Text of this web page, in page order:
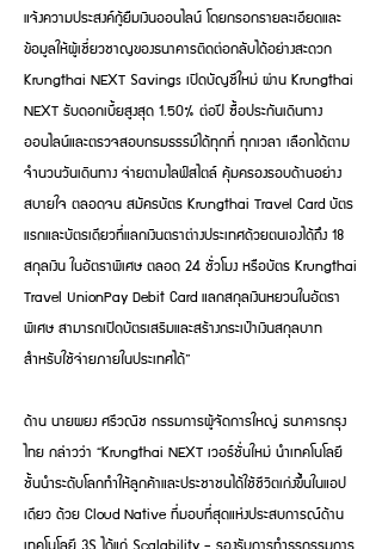
แจ้งความประสงค์กู้ยืมเงินออนไลน์ โดยกรอกรายละเอียดและ
ข้อมูลให้ผู้เชี่ยวชาญของธนาคารติดต่อกลับได้อย่างสะดวก
Krungthai NEXT Savings เปิดบัญชีใหม่ ผ่าน Krungthai
NEXT รับดอกเบี้ยสูงสุด 1.50% ต่อปี ซื้อประกันเดินทาง
ออนไลน์และตรวจสอบกรมธรรม์ได้ทุกที่ ทุกเวลา เลือกได้ตาม
จำนวนวันเดินทาง จ่ายตามไลฟ์สไตล์ คุ้มครองรอบด้านอย่าง
สบายใจ ตลอดจน สมัครบัตร Krungthai Travel Card บัตร
แรกและบัตรเดียวที่แลกเงินตราต่างประเทศด้วยตนเองได้ถึง 18
สกุลเงิน ในอัตราพิเศษ ตลอด 24 ชั่วโมง หรือบัตร Krungthai
Travel UnionPay Debit Card แลกสกุลเงินหยวนในอัตรา
พิเศษ สามารถเปิดบัตรเสริมและสร้างกระเป๋าเงินสกุลบาท
สำหรับใช้จ่ายภายในประเทศได้”
ด้าน นายผยง ศรีวณิช กรรมการผู้จัดการใหญ่ ธนาคารกรุง
ไทย กล่าวว่า “Krungthai NEXT เวอร์ชั่นใหม่ นำเทคโนโลยี
ชั้นนำระดับโลกทำให้ลูกค้าและประชาชนได้ใช้ชีวิตเก่งขึ้นในแอป
เดียว ด้วย Cloud Native ที่มอบที่สุดแห่งประสบการณ์ด้าน